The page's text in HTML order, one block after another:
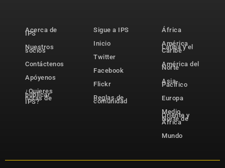
Acerca de
IPS
Nuestros
socios
Contáctenos
Apóyenos
¿Quieres
publicar
notas de
IPS?
Sigue a IPS
Inicio
Twitter
Facebook
Flickr
Reglas de
comunidad
África
América
Latina y el
Caribe
América del
Norte
Asia-
Pacífico
Europa
Medio
Oriente y
Norte de
África
Mundo